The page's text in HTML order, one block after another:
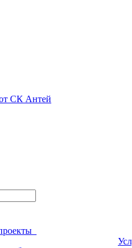
от СК Антей